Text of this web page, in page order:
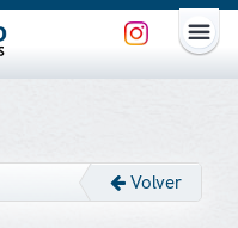
Volver